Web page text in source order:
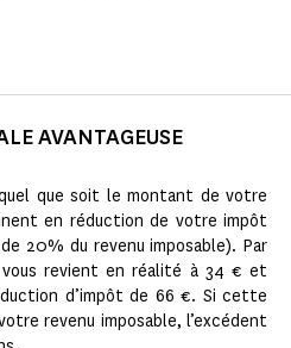
AVANTAGEUSE
que soit le montant de votre
en réduction de votre impôt
20% du revenu imposable). Par
revient en réalité à 34 € et
d’impôt de 66 €. Si cette
revenu imposable, l’excédent